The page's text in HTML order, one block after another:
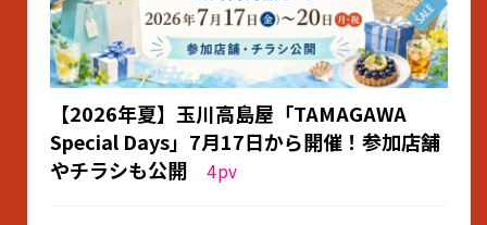
【2026年夏】玉川高島屋「TAMAGAWA
Special Days」7月17日から開催！参加店舗
やチラシも公開
4pv